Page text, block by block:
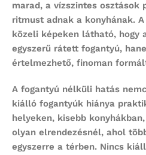
marad, a vízszintes osztások
ritmust adnak a konyhának.
közeli képeken látható, hogy
egyszerű rátett fogantyú,
értelmezhető, finoman
A fogantyú nélküli hatás
kiálló fogantyúk hiánya
helyeken, kisebb
olyan elrendezésnél, ahol
egyszerre a térben. Nincs